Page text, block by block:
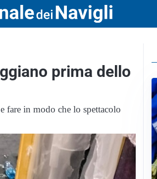
prima dello
fare in modo che lo spettacolo